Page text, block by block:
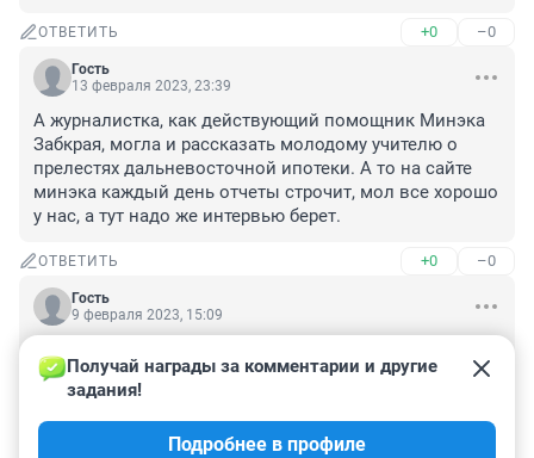
ОТВЕТИТЬ +0 –0
Гость
13 февраля 2023, 23:39
А журналистка, как действующий помощник Минэка
Забкрая, могла и рассказать молодому учителю о
прелестях дальневосточной ипотеки. А то на сайте
минэка каждый день отчеты строчит, мол все хорошо
у нас, а тут надо же интервью берет.
ОТВЕТИТЬ +0 –0
Гость
9 февраля 2023, 15:09
сколько ставок? Мало кто из новых учителей
задерживается в школе надолго, а чтобы получать
надо ставками завалиться, за одну ставку должны 50
т. платить, а не за несколько.
Получай награды за комментарии и другие
задания!
Подробнее в профиле